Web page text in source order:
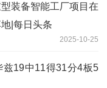
装备智能工厂项目在
|每日头条
2025-10-25
兹19中11得31分4板5